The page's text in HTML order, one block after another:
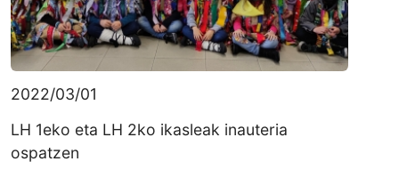
2022/03/01
LH 1eko eta LH 2ko ikasleak inauteria
ospatzen